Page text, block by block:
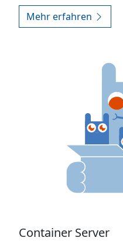
Mehr erfahren
Container Server